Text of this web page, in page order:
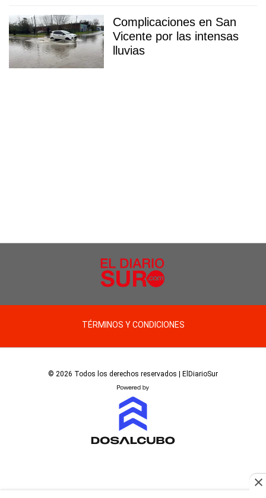
Complicaciones en San
Vicente por las intensas
lluvias
TÉRMINOS Y CONDICIONES
© 2026 Todos los derechos reservados | ElDiarioSur